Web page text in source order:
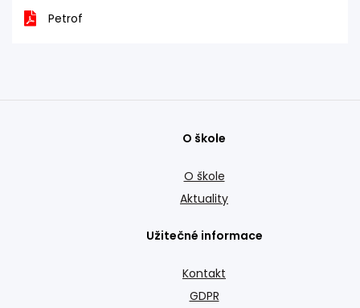
Petrof
O škole
O škole
Aktuality
Užitečné informace
Kontakt
GDPR